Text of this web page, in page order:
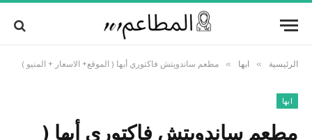
الرئيسية » ابها » مطعم ساندويتش فاكتوري أبها ( الموقع+ الاسعار + المنيو )
ابها
مطعم ساندويتش فاكتوري أبها (
We pay contributors for authorship.
Content may not be reviewed daily.
Gambling, betting, casino, or CBD are not